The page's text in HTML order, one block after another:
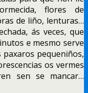
flores de
de liño, lenturas…
ás veces, que
e mesmo serve
pequeniños,
os vermes
sen se mancar…